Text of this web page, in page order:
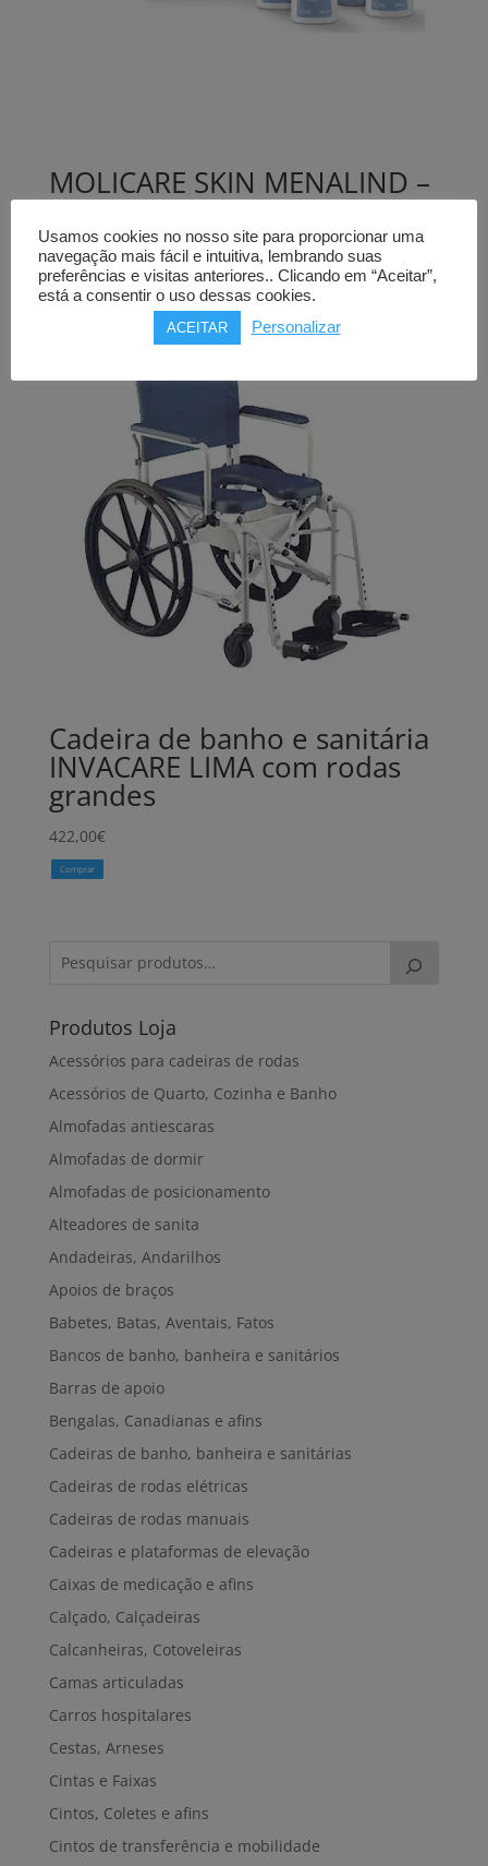
MOLICARE SKIN MENALIND –
produtos para limpar a pele
5,50€ – 65,00€Price
range:
5,50€
through
65,00€
Cadeira de banho e sanitária
INVACARE LIMA com rodas
grandes
422,00€
Comprar
Produtos Loja
Acessórios para cadeiras de rodas
Acessórios de Quarto, Cozinha e Banho
Almofadas antiescaras
Almofadas de dormir
Almofadas de posicionamento
Alteadores de sanita
Andadeiras, Andarilhos
Apoios de braços
Babetes, Batas, Aventais, Fatos
Bancos de banho, banheira e sanitários
Barras de apoio
Bengalas, Canadianas e afins
Cadeiras de banho, banheira e sanitárias
Cadeiras de rodas elétricas
Cadeiras de rodas manuais
Cadeiras e plataformas de elevação
Caixas de medicação e afins
Calçado, Calçadeiras
Calcanheiras, Cotoveleiras
Camas articuladas
Carros hospitalares
Cestas, Arneses
Cintas e Faixas
Cintos, Coletes e afins
Cintos de transferência e mobilidade
Usamos cookies no nosso site para proporcionar uma
navegação mais fácil e intuitiva, lembrando suas
preferências e visitas anteriores.. Clicando em “Aceitar”,
está a consentir o uso dessas cookies.
ACEITAR Personalizar